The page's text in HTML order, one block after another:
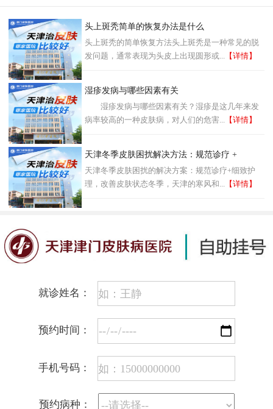
头上斑秃简单的恢复办法是什么
头上斑秃的简单恢复方法头上斑秃是一种常见的脱
发问题，通常表现为头皮上出现圆形或... 【详情】
湿疹发病与哪些因素有关
湿疹发病与哪些因素有关？湿疹是这几年来发
病率较高的一种皮肤病，对人们的危害... 【详情】
天津冬季皮肤困扰解决方法：规范诊疗 +
天津冬季皮肤困扰的解决方案：规范诊疗+细致护
理，改善皮肤状态冬季，天津的寒风和... 【详情】
就诊姓名：
预约时间：
手机号码：
预约病种：